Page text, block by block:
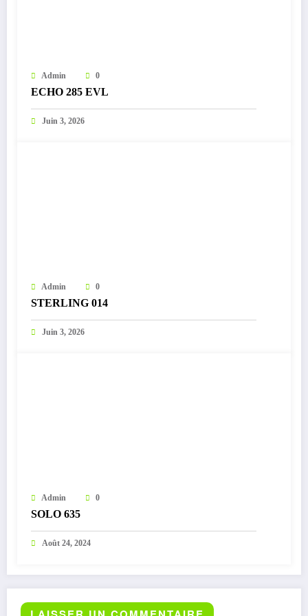
Admin 0
ECHO 285 EVL
Juin 3, 2026
Admin 0
STERLING 014
Juin 3, 2026
Admin 0
SOLO 635
Août 24, 2024